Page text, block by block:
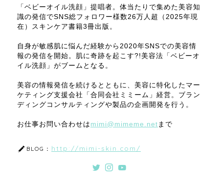
「ベビーオイル洗顔」提唱者。体当たりで集めた美容知
識の発信でSNS総フォロワー様数26万人超（2025年現
在）スキンケア書籍3冊出版。
自身が敏感肌に悩んだ経験から2020年SNSでの美容情
報の発信を開始。肌に奇跡を起こす?!美容法「ベビーオ
イル洗顔」がブームとなる。
美容の情報発信を続けるとともに、美容に特化したマー
ケティング支援会社「合同会社ミミーム」経営。ブラン
ディングコンサルティングや製品の企画開発を行う。
お仕事お問い合わせは mimi@mimeme.net まで
BLOG： http://mimi-skin.com/